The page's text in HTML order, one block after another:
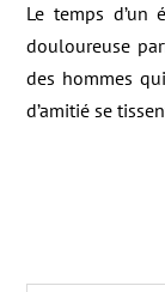
Le temps d’un
douloureuse
des hommes
d’amitié se